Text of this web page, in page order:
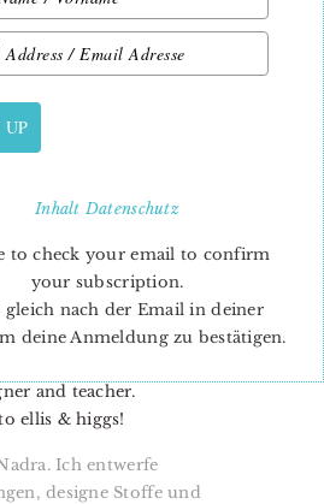
quilt pattern designer,
and teacher.
ellis & higgs!
Ich entwerfe
designe Stoffe und
UP
InhaltDatenschutz
to check your email to confirm
your subscription.
gleich nach der Email in deiner
deine Anmeldung zu bestätigen.